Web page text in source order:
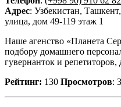
Адрес: Узбекистан,
улица, дом 49-119 этаж 1
Наше агенство «Планета
подбору домашнего
гувернанток и
Рейтинг: 130 Просмотров: